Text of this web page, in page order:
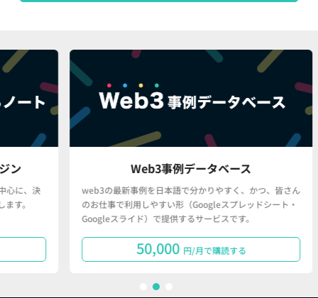
決
Web3事例データベース
web3の最新事例を日本語で分かりやすく、かつ、皆さん
のお仕事で利用しやすい形（Googleスプレッドシート・
Googleスライド）で提供するサービスです。
50,000 円/月で購読する